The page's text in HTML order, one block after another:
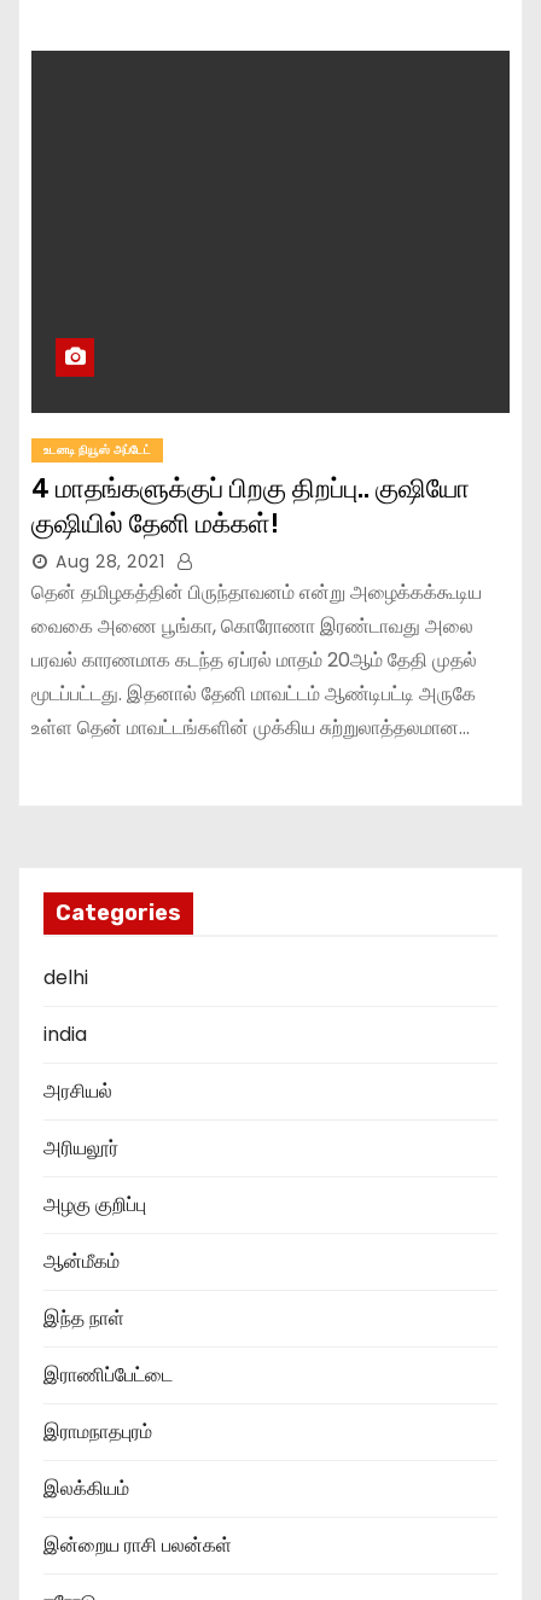
உடனடி நியூஸ் அப்டேட்
4 மாதங்களுக்குப் பிறகு திறப்பு.. குஷியோ
குஷியில் தேனி மக்கள்!
Aug 28, 2021
தென் தமிழகத்தின் பிருந்தாவனம் என்று அழைக்கக்கூடிய
வைகை அணை பூங்கா, கொரோணா இரண்டாவது அலை
பரவல் காரணமாக கடந்த ஏப்ரல் மாதம் 20ஆம் தேதி முதல்
மூடப்பட்டது. இதனால் தேனி மாவட்டம் ஆண்டிபட்டி அருகே
உள்ள தென் மாவட்டங்களின் முக்கிய சுற்றுலாத்தலமான…
Categories
delhi
india
அரசியல்
அரியலூர்
அழகு குறிப்பு
ஆன்மீகம்
இந்த நாள்
இராணிப்பேட்டை
இராமநாதபுரம்
இலக்கியம்
இன்றைய ராசி பலன்கள்